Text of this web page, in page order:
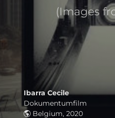
(Images
Ibarra Cecile
Dokumentumfilm
Belgium, 2020